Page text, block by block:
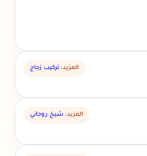
المزيد: تركيب زجاج
المزيد: شيخ روحاني